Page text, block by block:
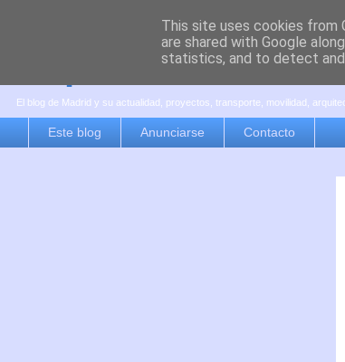
es por madrid
El blog de Madrid y su actualidad, proyectos, transporte, movilidad,
Este blog Anunciarse Contacto
This site uses cookies from
are shared with Google
statistics, and to detect and